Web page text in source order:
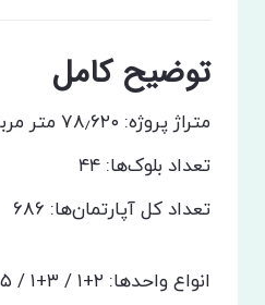
توضیح کامل
متراژ پروژه: ۷۸٫۶۲۰ متر مربع
تعداد بلوک‌ها: ۴۴
تعداد کل آپارتمان‌ها: ۶۸۶
انواع واحدها: ۲+۱ / ۳+۱ / ۳.۵+۱ و واحد های ویلایی مستقل